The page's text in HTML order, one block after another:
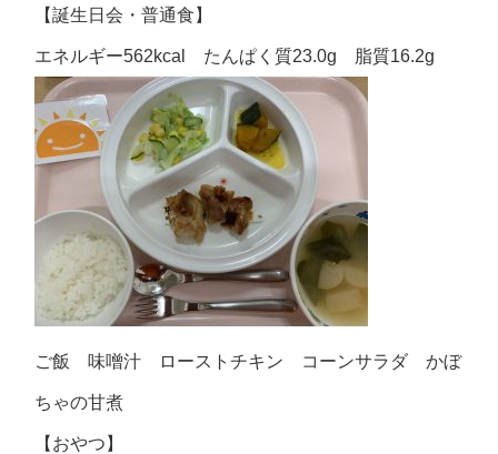
【誕生日会・普通食】
エネルギー562kcal たんぱく質23.0g 脂質16.2g
ご飯 味噌汁 ローストチキン コーンサラダ かぼ
ちゃの甘煮
【おやつ】